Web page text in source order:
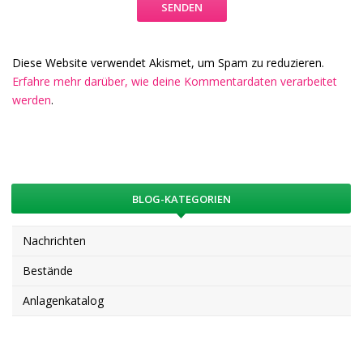
Diese Website verwendet Akismet, um Spam zu reduzieren.
Erfahre mehr darüber, wie deine Kommentardaten verarbeitet
werden.
BLOG-KATEGORIEN
Nachrichten
Bestände
Anlagenkatalog